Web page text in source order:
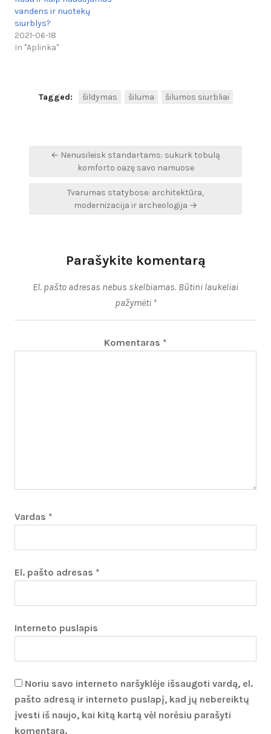
vandens ir nuotekų
siurblys?
2021-06-18
In "Aplinka"
Tagged: šildymas šiluma šilumos siurbliai
Navigacija
← Nenusileisk standartams: sukurk tobulą
komforto oazę savo namuose
Tvarumas statybose: architektūra,
modernizacija ir archeologija →
Parašykite komentarą
El. pašto adresas nebus skelbiamas. Būtini laukeliai
pažymėti *
Komentaras *
Vardas *
El. pašto adresas *
Interneto puslapis
Noriu savo interneto naršyklėje išsaugoti vardą, el.
pašto adresą ir interneto puslapį, kad jų nebereiktų
įvesti iš naujo, kai kitą kartą vėl norėsiu parašyti
komentarą.